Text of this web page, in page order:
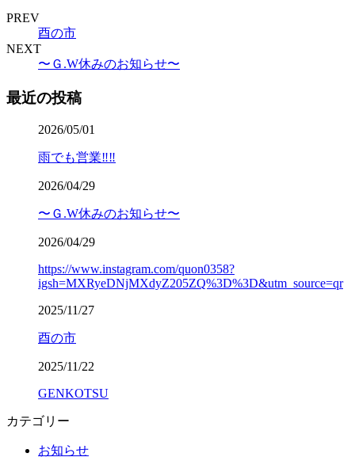
PREV
酉の市
NEXT
〜Ｇ.W休みのお知らせ〜
最近の投稿
2026/05/01
雨でも営業‼️‼️
2026/04/29
〜Ｇ.W休みのお知らせ〜
2026/04/29
https://www.instagram.com/quon0358?
igsh=MXRyeDNjMXdyZ205ZQ%3D%3D&utm_source=qr
2025/11/27
酉の市
2025/11/22
GENKOTSU
カテゴリー
お知らせ